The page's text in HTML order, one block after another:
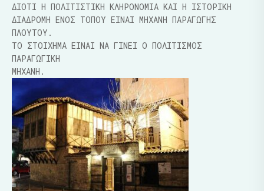
ΔΙΟΤΙ Η ΠΟΛΙΤΙΣΤΙΚΗ ΚΛΗΡΟΝΟΜΙΑ ΚΑΙ Η ΙΣΤΟΡΙΚΗ
ΔΙΑΔΡΟΜΗ ΕΝΟΣ ΤΟΠΟΥ ΕΙΝΑΙ ΜΗΧΑΝΗ ΠΑΡΑΓΩΓΗΣ
ΠΛΟΥΤΟΥ.
ΤΟ ΣΤΟΙΧΗΜΑ ΕΙΝΑΙ ΝΑ ΓΙΝΕΙ Ο ΠΟΛΙΤΙΣΜΟΣ
ΠΑΡΑΓΩΓΙΚΗ
ΜΗΧΑΝΗ.